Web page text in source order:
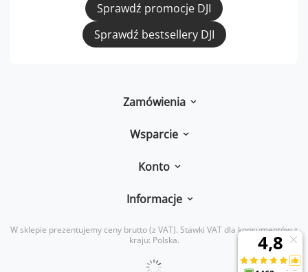
Sprawdź promocje DJI
Sprawdź bestsellery DJI
Zamówienia
Wsparcie
Konto
Informacje
W sklepie prezentujemy ceny brutto (z VAT). Stawki VAT dla konsumentów z
kraju: Polska.